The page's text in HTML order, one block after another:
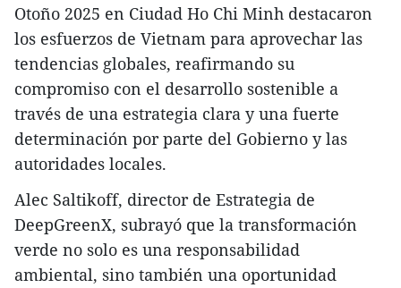
Otoño 2025 en Ciudad Ho Chi Minh destacaron
los esfuerzos de Vietnam para aprovechar las
tendencias globales, reafirmando su
compromiso con el desarrollo sostenible a
través de una estrategia clara y una fuerte
determinación por parte del Gobierno y las
autoridades locales.
Alec Saltikoff, director de Estrategia de
DeepGreenX, subrayó que la transformación
verde no solo es una responsabilidad
ambiental, sino también una oportunidad